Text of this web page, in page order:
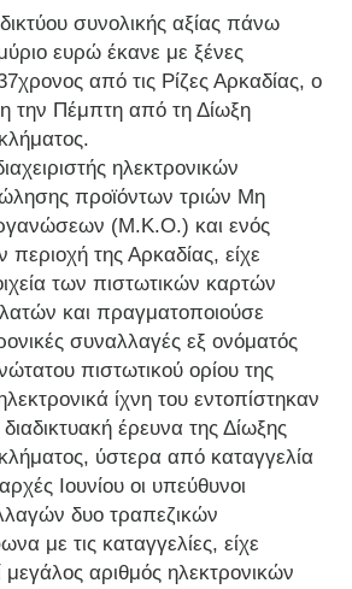
συνολικής αξίας πάνω
ευρώ έκανε με ξένες
από τις Ρίζες Αρκαδίας, ο
την Πέμπτη από τη Δίωξη
ηλεκτρονικών
προϊόντων τριών Μη
(Μ.Κ.Ο.) και ενός
περιοχή της Αρκαδίας, είχε
των πιστωτικών καρτών
και πραγματοποιούσε
συναλλαγές εξ ονόματός
πιστωτικού ορίου της
ίχνη του εντοπίστηκαν
έρευνα της Δίωξης
ύστερα από καταγγελία
Ιουνίου οι υπεύθυνοι
δυο τραπεζικών
με τις καταγγελίες, είχε
αριθμός ηλεκτρονικών